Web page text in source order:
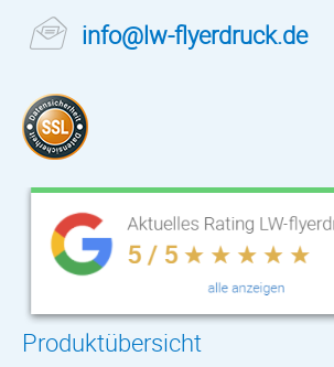
info@lw-flyerdruck.de
Produktübersicht